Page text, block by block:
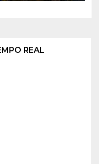
REAL